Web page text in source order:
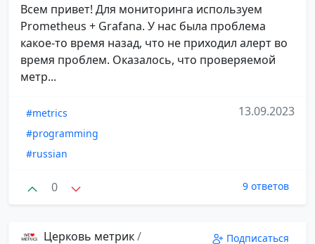
Всем привет! Для мониторинга используем
Prometheus + Grafana. У нас была проблема
какое-то время назад, что не приходил алерт во
время проблем. Оказалось, что проверяемой
метр...
#metrics
#programming
#russian
13.09.2023
0 9 ответов
Церковь метрик/
Подписаться